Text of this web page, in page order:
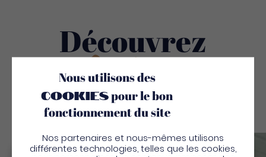
Découvrez
Aussi
Nous utilisons des
cookiespour le bon
fonctionnement du site
Nos partenaires et nous-mêmes utilisons
différentes technologies, telles que les cookies,